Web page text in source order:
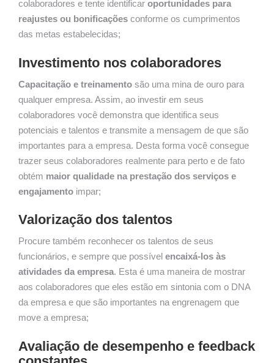
colaboradores e tente identificar oportunidades para
reajustes ou bonificações conforme os cumprimentos
das metas estabelecidas;
Investimento nos colaboradores
Capacitação e treinamento são uma mina de ouro para
qualquer empresa. Assim, ao investir em seus
colaboradores você demonstra que identifica seus
potenciais e talentos e transmite a mensagem de que são
importantes para a empresa. Desta forma você consegue
trazer seus colaboradores realmente para perto e de fato
obtém maior qualidade na prestação dos serviços e
engajamento impar;
Valorização dos talentos
Procure também reconhecer os talentos de seus
funcionários, e sempre que possível encaixá-los às
atividades da empresa. Esta é uma maneira de mostrar
aos colaboradores que eles estão em sintonia com o DNA
da empresa e que são importantes na engrenagem que
move a empresa;
Avaliação de desempenho e feedback